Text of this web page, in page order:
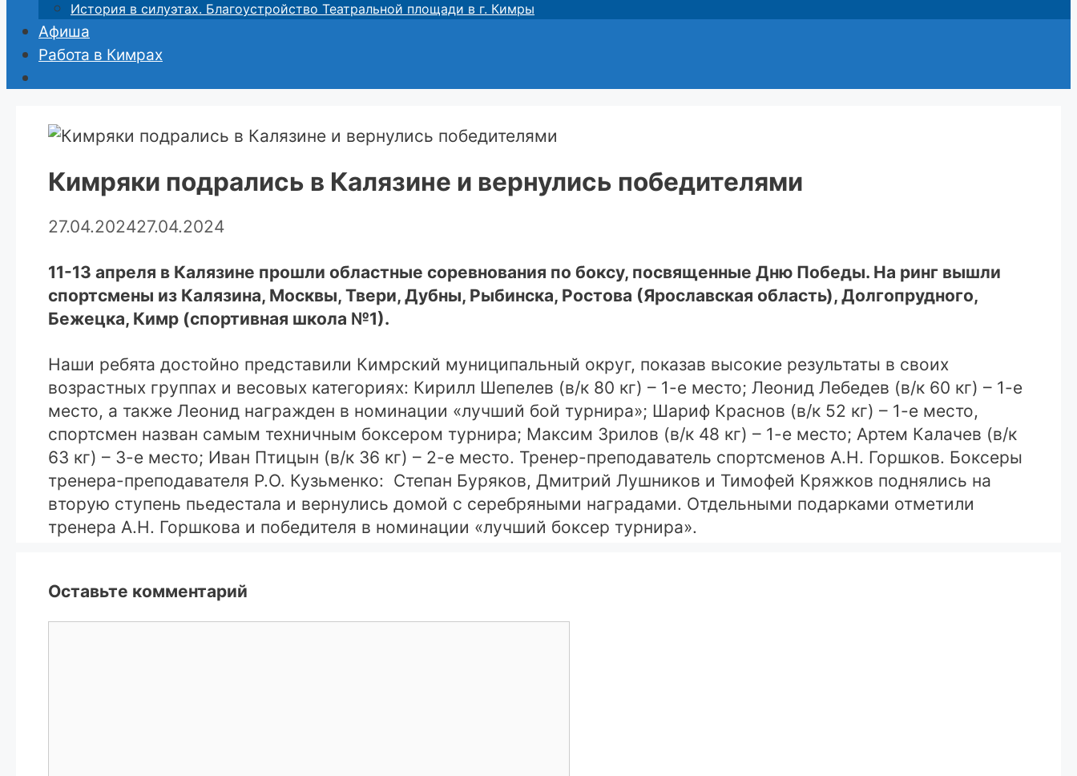
История в силуэтах. Благоустройство Театральной площади в г. Кимры
Афиша
Работа в Кимрах
Кимряки подрались в Калязине и вернулись победителями
27.04.202427.04.2024
11-13 апреля в Калязине прошли областные соревнования по боксу, посвященные Дню Победы. На ринг вышли
спортсмены из Калязина, Москвы, Твери, Дубны, Рыбинска, Ростова (Ярославская область), Долгопрудного,
Бежецка, Кимр (спортивная школа №1).
Наши ребята достойно представили Кимрский муниципальный округ, показав высокие результаты в своих
возрастных группах и весовых категориях: Кирилл Шепелев (в/к 80 кг) – 1-е место; Леонид Лебедев (в/к 60 кг) – 1-е
место, а также Леонид награжден в номинации «лучший бой турнира»; Шариф Краснов (в/к 52 кг) – 1-е место,
спортсмен назван самым техничным боксером турнира; Максим Зрилов (в/к 48 кг) – 1-е место; Артем Калачев (в/к
63 кг) – 3-е место; Иван Птицын (в/к 36 кг) – 2-е место. Тренер-преподаватель спортсменов А.Н. Горшков. Боксеры
тренера-преподавателя Р.О. Кузьменко: Степан Буряков, Дмитрий Лушников и Тимофей Кряжков поднялись на
вторую ступень пьедестала и вернулись домой с серебряными наградами. Отдельными подарками отметили
тренера А.Н. Горшкова и победителя в номинации «лучший боксер турнира».
Оставьте комментарий